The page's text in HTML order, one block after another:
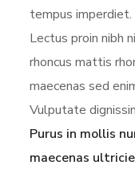
tempus
Lectus proin nibh
rhoncus mattis
maecenas sed
Vulputate
Purus in mollis
maecenas